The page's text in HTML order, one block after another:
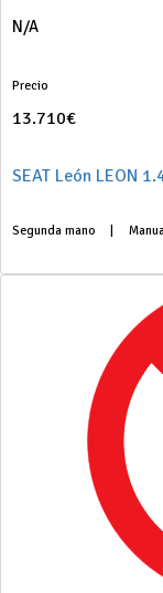
N/A
Precio
13.710€
SEAT León LEON
Segunda mano